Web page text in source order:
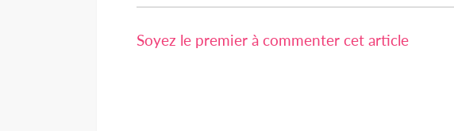
Soyez le premier à commenter cet article